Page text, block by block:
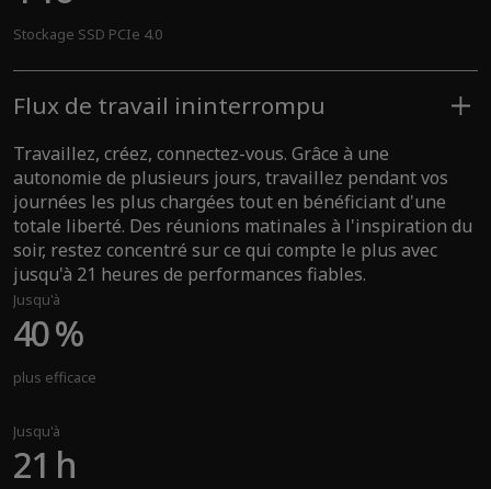
Stockage SSD PCIe 4.0
Flux de travail ininterrompu
Travaillez, créez, connectez-vous. Grâce à une
autonomie de plusieurs jours, travaillez pendant vos
journées les plus chargées tout en bénéficiant d'une
totale liberté. Des réunions matinales à l'inspiration du
soir, restez concentré sur ce qui compte le plus avec
jusqu'à 21 heures de performances fiables.
Jusqu'à
40 %
plus efficace
Jusqu'à
21 h